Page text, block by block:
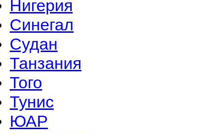
Нигерия
Синегал
Судан
Танзания
Того
Тунис
ЮАР